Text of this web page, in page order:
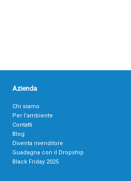
Azienda
Chi siamo
Per l’ambiente
Contatti
Blog
Diventa rivenditore
Guadagna con il Dropship
Black Friday 2025